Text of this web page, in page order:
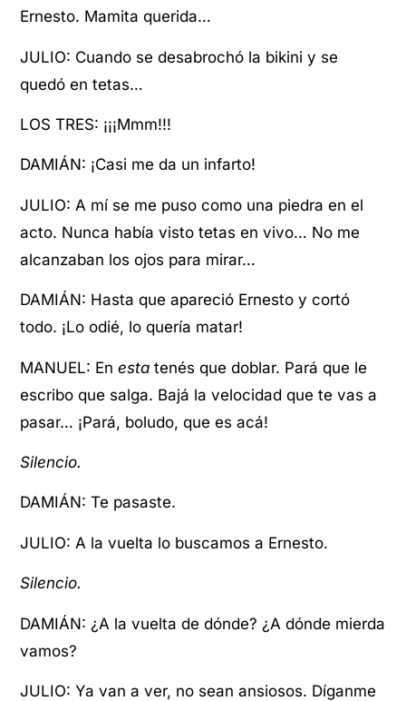
Ernesto. Mamita querida…
JULIO: Cuando se desabrochó la bikini y se
quedó en tetas…
LOS TRES: ¡¡¡Mmm!!!
DAMIÁN: ¡Casi me da un infarto!
JULIO: A mí se me puso como una piedra en el
acto. Nunca había visto tetas en vivo… No me
alcanzaban los ojos para mirar…
DAMIÁN: Hasta que apareció Ernesto y cortó
todo. ¡Lo odié, lo quería matar!
MANUEL: Enesta tenés que doblar. Pará que le
escribo que salga. Bajá la velocidad que te vas a
pasar… ¡Pará, boludo, que es acá!
Silencio.
DAMIÁN: Te pasaste.
JULIO: A la vuelta lo buscamos a Ernesto.
Silencio.
DAMIÁN: ¿A la vuelta de dónde? ¿A dónde mierda
vamos?
JULIO: Ya van a ver, no sean ansiosos. Díganme